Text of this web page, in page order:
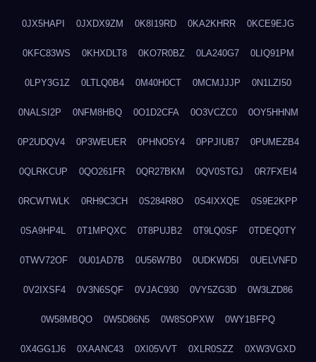
0JX5HAPI 0JXDX9ZM 0K8I19RD 0KA2KHRR 0KCE9EJG
0KFC83WS 0KHXDLT8 0KO7R0BZ 0LA240G7 0LIQ91PM
0LPY3G1Z 0LTLQ0B4 0M40H0CT 0MCMJJJP 0N1LZI50
0NALSI2P 0NFM8HBQ 0O1D2CFA 0O3VCZC0 0OY5HHNM
0P2UDQV4 0P3WEUER 0PHNO5Y4 0PPJIUB7 0PUMEZB4
0QLRKCUP 0QO261FR 0QR27BKM 0QV0STGJ 0R7FXEI4
0RCWTWLK 0RH9C3CH 0S284R8O 0S4IXXQE 0S9E2KPP
0SA9HP4L 0T1MPQXC 0T8PUJB2 0T9LQ0SF 0TDEQ0TY
0TWV72OF 0U01AD7B 0U56W7B0 0UDKWD5I 0UELVNFD
0V2IXSF4 0V3N6SQF 0VJAC930 0VY5ZG3D 0W3LZD86
0W58MBQO 0W5D86N5 0W8SOPXW 0WY1BFPQ
0X4GG1J6 0XAANC43 0XI05VVT 0XLR0SZZ 0XW3VGXD